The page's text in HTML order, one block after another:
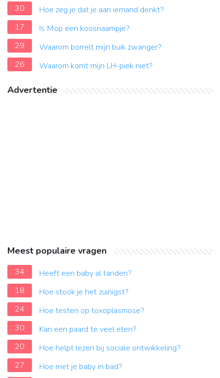
30
Hoe zeg je dat je aan iemand denkt?
17
Is Mop een koosnaampje?
29
Waarom borrelt mijn buik zwanger?
26
Waarom komt mijn LH-piek niet?
Advertentie
Meest populaire vragen
34
Heeft een baby al tanden?
18
Hoe stook je het zuinigst?
24
Hoe testen op toxoplasmose?
30
Kan een paard te veel eten?
20
Hoe helpt lezen bij sociale ontwikkeling?
27
Hoe met je baby in bad?